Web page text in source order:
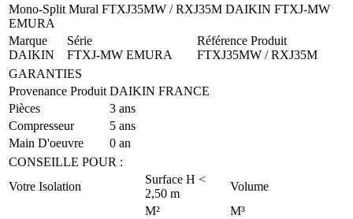
Mono-Split Mural FTXJ35MW / RXJ35M DAIKIN FTXJ-MW
EMURA
Marque
DAIKIN
Série
FTXJ-MW EMURA
Référence Produit
FTXJ35MW / RXJ35M
GARANTIES
Provenance Produit DAIKIN FRANCE
Pièces
3 ans
Compresseur
5 ans
Main D'oeuvre
0 an
CONSEILLE POUR :
Votre Isolation
Surface H <
2,50 m
Volume
M²
M³